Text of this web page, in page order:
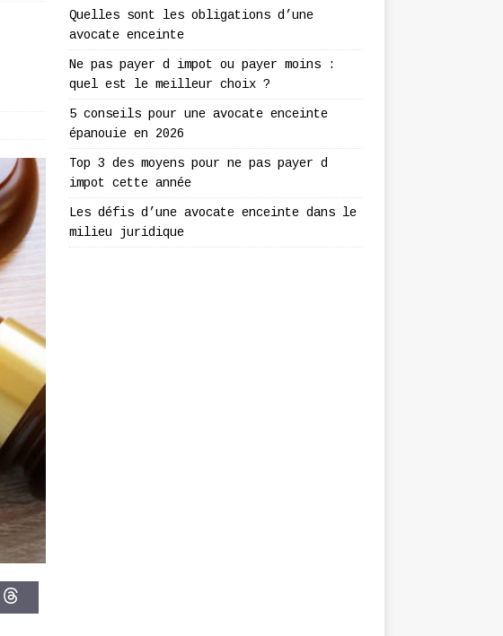
Quelles sont les obligations d’une
avocate enceinte
Ne pas payer d impot ou payer moins :
quel est le meilleur choix ?
5 conseils pour une avocate enceinte
épanouie en 2026
Top 3 des moyens pour ne pas payer d
impot cette année
Les défis d’une avocate enceinte dans le
milieu juridique